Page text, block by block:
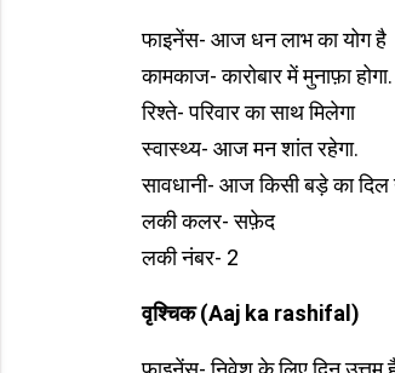
फाइनेंस- आज धन लाभ का योग है
कामकाज- कारोबार में मुनाफ़ा होगा.
रिश्ते- परिवार का साथ मिलेगा
स्वास्थ्य- आज मन शांत रहेगा.
सावधानी- आज किसी बड़े का दिल
लकी कलर- सफ़ेद
लकी नंबर- 2
वृश्चिक (Aaj ka rashifal)